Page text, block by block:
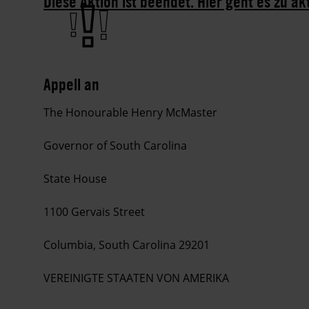
Appell an
The Honourable Henry McMaster
Governor of South Carolina
State House
1100 Gervais Street
Columbia, South Carolina 29201
VEREINIGTE STAATEN VON AMERIKA